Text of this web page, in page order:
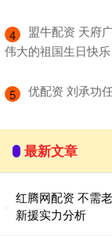
4
盟牛配资 天府
伟大的祖国生日快乐
5 优配资 刘承功
最新文章
红腾网配资 不需
新援实力分析